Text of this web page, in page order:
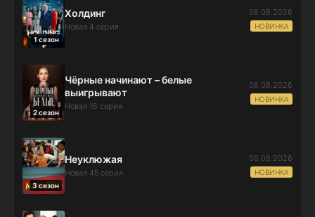
1 сезон
Холдинг
Новая 4 серия
06.08.2026
НОВИНКА
2 сезон
Чёрные начинают – белые
выигрывают
Новая 16 серия
06.08.2026
НОВИНКА
3 сезон
Неуклюжая
Новая 45 серия
06.08.2026
НОВИНКА